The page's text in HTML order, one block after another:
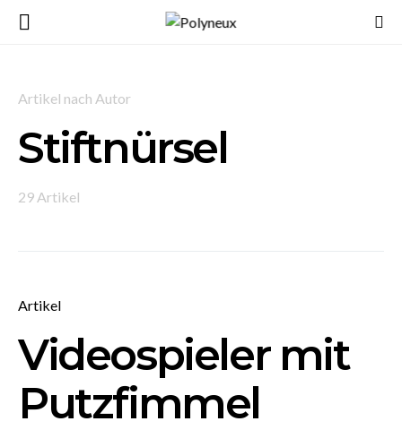
Artikel nach Autor
Stiftnürsel
29 Artikel
Artikel
Videospieler mit
Putzfimmel